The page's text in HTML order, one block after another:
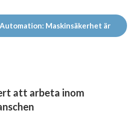
Maskinsäkerhet är
att arbeta inom